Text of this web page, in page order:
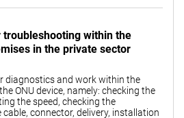
troubleshooting within the
in the private sector
diagnostics and work within the
ONU device, namely: checking the
the speed, checking the
connector, delivery, installation